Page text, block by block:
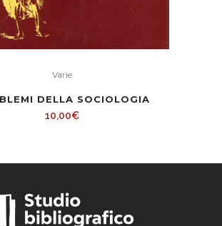
Varie
DELLA SOCIOLOGIA
10,00€